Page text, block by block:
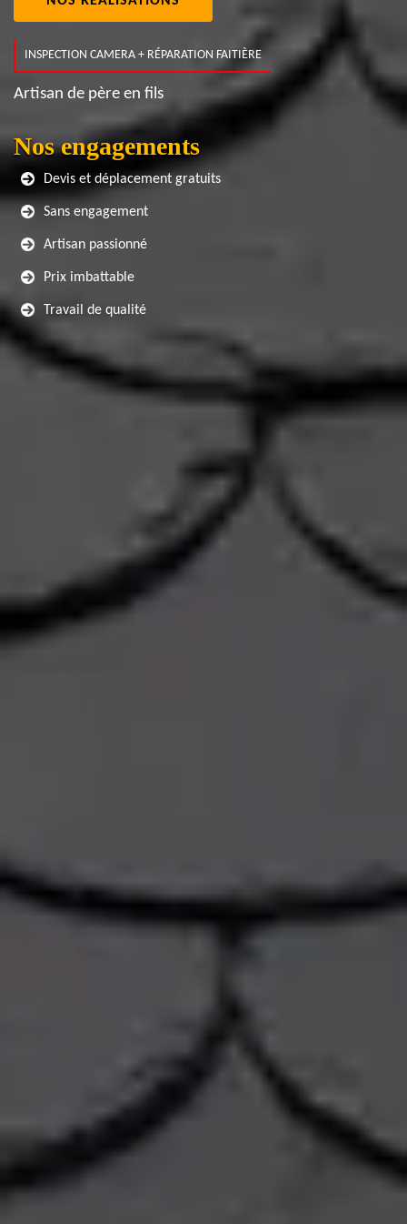
INSPECTION CAMERA + RÉPARATION FAITIÈRE
Artisan de père en fils
Nos engagements
Devis et déplacement gratuits
Sans engagement
Artisan passionné
Prix imbattable
Travail de qualité